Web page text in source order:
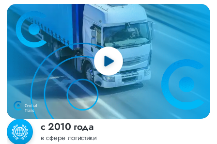
с 2010 года
в сфере логистики